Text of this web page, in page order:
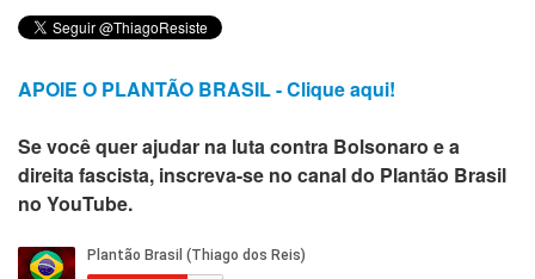
APOIE O PLANTÃO BRASIL - Clique aqui!
Se você quer ajudar na luta contra Bolsonaro e a
direita fascista, inscreva-se no canal do Plantão Brasil
no YouTube.